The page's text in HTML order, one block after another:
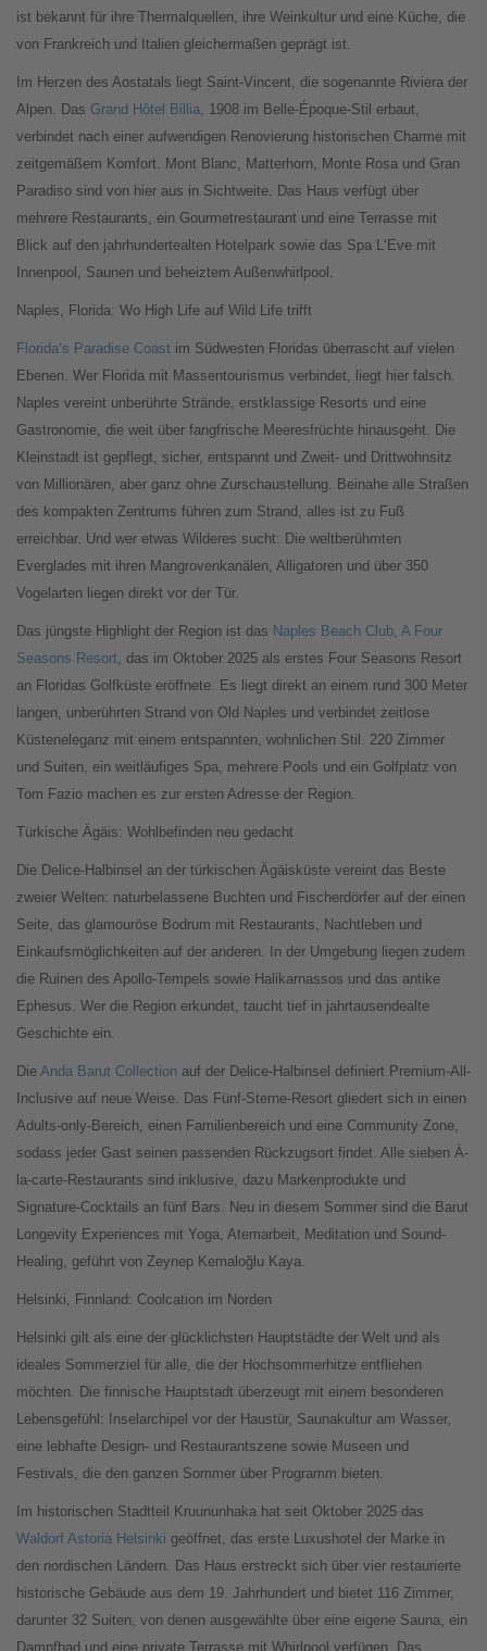
ist bekannt für ihre Thermalquellen, ihre Weinkultur und eine Küche, die
von Frankreich und Italien gleichermaßen geprägt ist.
Im Herzen des Aostatals liegt Saint-Vincent, die sogenannte Riviera der
Alpen. Das Grand Hôtel Billia, 1908 im Belle-Époque-Stil erbaut,
verbindet nach einer aufwendigen Renovierung historischen Charme mit
zeitgemäßem Komfort. Mont Blanc, Matterhorn, Monte Rosa und Gran
Paradiso sind von hier aus in Sichtweite. Das Haus verfügt über
mehrere Restaurants, ein Gourmetrestaurant und eine Terrasse mit
Blick auf den jahrhundertealten Hotelpark sowie das Spa L‘Eve mit
Innenpool, Saunen und beheiztem Außenwhirlpool.
Naples, Florida: Wo High Life auf Wild Life trifft
Florida‘s Paradise Coast im Südwesten Floridas überrascht auf vielen
Ebenen. Wer Florida mit Massentourismus verbindet, liegt hier falsch.
Naples vereint unberührte Strände, erstklassige Resorts und eine
Gastronomie, die weit über fangfrische Meeresfrüchte hinausgeht. Die
Kleinstadt ist gepflegt, sicher, entspannt und Zweit- und Drittwohnsitz
von Millionären, aber ganz ohne Zurschaustellung. Beinahe alle Straßen
des kompakten Zentrums führen zum Strand, alles ist zu Fuß
erreichbar. Und wer etwas Wilderes sucht: Die weltberühmten
Everglades mit ihren Mangrovenkanälen, Alligatoren und über 350
Vogelarten liegen direkt vor der Tür.
Das jüngste Highlight der Region ist das Naples Beach Club, A Four
Seasons Resort, das im Oktober 2025 als erstes Four Seasons Resort
an Floridas Golfküste eröffnete. Es liegt direkt an einem rund 300 Meter
langen, unberührten Strand von Old Naples und verbindet zeitlose
Küsteneleganz mit einem entspannten, wohnlichen Stil. 220 Zimmer
und Suiten, ein weitläufiges Spa, mehrere Pools und ein Golfplatz von
Tom Fazio machen es zur ersten Adresse der Region.
Türkische Ägäis: Wohlbefinden neu gedacht
Die Delice-Halbinsel an der türkischen Ägäisküste vereint das Beste
zweier Welten: naturbelassene Buchten und Fischerdörfer auf der einen
Seite, das glamouröse Bodrum mit Restaurants, Nachtleben und
Einkaufsmöglichkeiten auf der anderen. In der Umgebung liegen zudem
die Ruinen des Apollo-Tempels sowie Halikarnassos und das antike
Ephesus. Wer die Region erkundet, taucht tief in jahrtausendealte
Geschichte ein.
Die Anda Barut Collection auf der Delice-Halbinsel definiert Premium-All-
Inclusive auf neue Weise. Das Fünf-Sterne-Resort gliedert sich in einen
Adults-only-Bereich, einen Familienbereich und eine Community Zone,
sodass jeder Gast seinen passenden Rückzugsort findet. Alle sieben À-
la-carte-Restaurants sind inklusive, dazu Markenprodukte und
Signature-Cocktails an fünf Bars. Neu in diesem Sommer sind die Barut
Longevity Experiences mit Yoga, Atemarbeit, Meditation und Sound-
Healing, geführt von Zeynep Kemaloğlu Kaya.
Helsinki, Finnland: Coolcation im Norden
Helsinki gilt als eine der glücklichsten Hauptstädte der Welt und als
ideales Sommerziel für alle, die der Hochsommerhitze entfliehen
möchten. Die finnische Hauptstadt überzeugt mit einem besonderen
Lebensgefühl: Inselarchipel vor der Haustür, Saunakultur am Wasser,
eine lebhafte Design- und Restaurantszene sowie Museen und
Festivals, die den ganzen Sommer über Programm bieten.
Im historischen Stadtteil Kruununhaka hat seit Oktober 2025 das
Waldorf Astoria Helsinki geöffnet, das erste Luxushotel der Marke in
den nordischen Ländern. Das Haus erstreckt sich über vier restaurierte
historische Gebäude aus dem 19. Jahrhundert und bietet 116 Zimmer,
darunter 32 Suiten, von denen ausgewählte über eine eigene Sauna, ein
Dampfbad und eine private Terrasse mit Whirlpool verfügen. Das